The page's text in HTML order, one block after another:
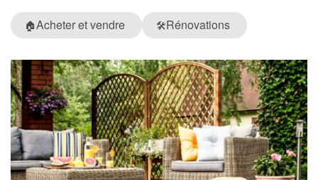
🏠Acheter et vendre 🛠️Rénovations